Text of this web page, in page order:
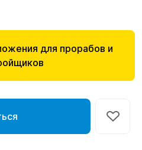
для прорабов и